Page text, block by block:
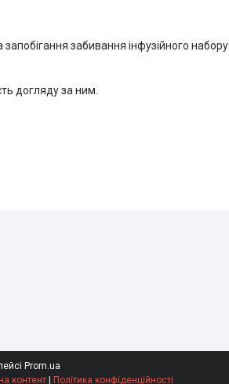
забивання інфузійного набору
догляду за ним.
Prom.ua
контент | Політика конфіденційності